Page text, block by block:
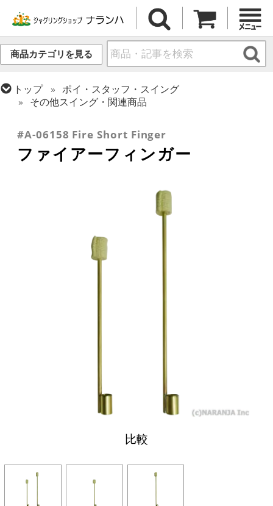
商品カテゴリを見る
トップ
ポイ・スタッフ・スイング
その他スイング・関連商品
#A-06158 Fire Short Finger
ファイアーフィンガー
比較